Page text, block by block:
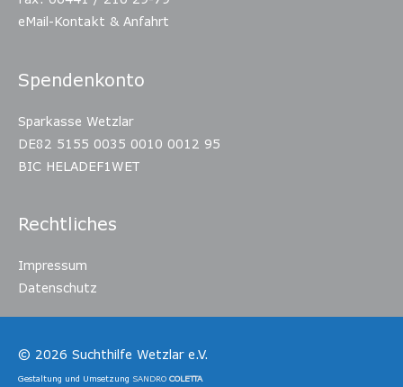
eMail-Kontakt & Anfahrt
Spendenkonto
Sparkasse Wetzlar
DE82 5155 0035 0010 0012 95
BIC HELADEF1WET
Rechtliches
Impressum
Datenschutz
© 2026 Suchthilfe Wetzlar e.V.
Gestaltung und Umsetzung SANDRO COLETTA